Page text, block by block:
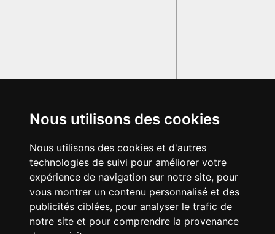
Nous utilisons des cookies
Nous utilisons des cookies et d'autres
technologies de suivi pour améliorer votre
expérience de navigation sur notre site, pour
vous montrer un contenu personnalisé et des
publicités ciblées, pour analyser le trafic de
notre site et pour comprendre la provenance